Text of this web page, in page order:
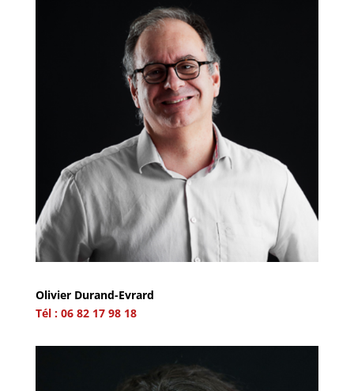
Olivier Durand-Evrard
Tél : 06 82 17 98 18